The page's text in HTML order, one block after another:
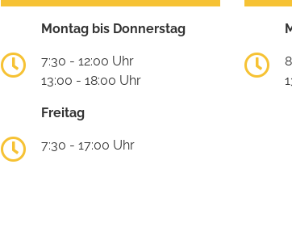
Montag bis Donnerstag
7:30 - 12:00 Uhr
13:00 - 18:00 Uhr
Freitag
7:30 - 17:00 Uhr